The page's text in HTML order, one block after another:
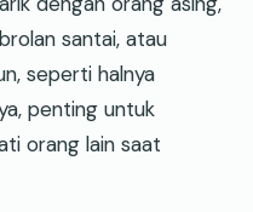
santai, atau
seperti halnya
penting untuk
orang lain saat